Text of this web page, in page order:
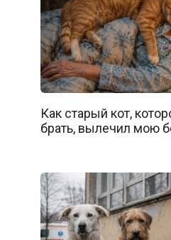
Как старый кот,
брать, вылечил мою